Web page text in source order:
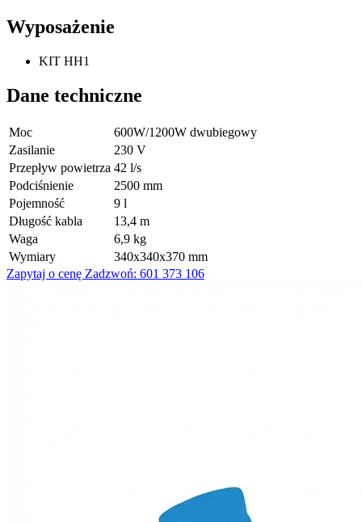
Wyposażenie
KIT HH1
Dane techniczne
Moc
600W/1200W dwubiegowy
Zasilanie
230 V
Przepływ powietrza 42 l/s
Podciśnienie
2500 mm
Pojemność
9 l
Długość kabla
13,4 m
Waga
6,9 kg
Wymiary
340x340x370 mm
Zapytaj o cenę Zadzwoń: 601 373 106